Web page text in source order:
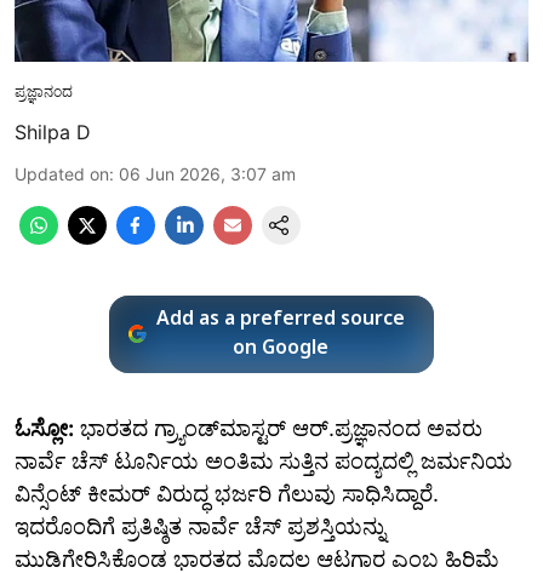
ಪ್ರಜ್ಞಾನಂದ
Shilpa D
Updated on: 06 Jun 2026, 3:07 am
Add as a preferred source
on Google
ಓಸ್ಲೋ: ಭಾರತದ ಗ್ರ್ಯಾಂಡ್‌ಮಾಸ್ಟರ್ ಆರ್‌.ಪ್ರಜ್ಞಾನಂದ ಅವರು
ನಾರ್ವೆ ಚೆಸ್‌ ಟೂರ್ನಿಯ ಅಂತಿಮ ಸುತ್ತಿನ ಪಂದ್ಯದಲ್ಲಿ ಜರ್ಮನಿಯ
ವಿನ್ಸೆಂಟ್ ಕೀಮರ್ ವಿರುದ್ಧ ಭರ್ಜರಿ ಗೆಲುವು ಸಾಧಿಸಿದ್ದಾರೆ.
ಇದರೊಂದಿಗೆ ಪ್ರತಿಷ್ಠಿತ ನಾರ್ವೆ ಚೆಸ್ ಪ್ರಶಸ್ತಿಯನ್ನು
ಮುಡಿಗೇರಿಸಿಕೊಂಡ ಭಾರತದ ಮೊದಲ ಆಟಗಾರ ಎಂಬ ಹಿರಿಮೆ